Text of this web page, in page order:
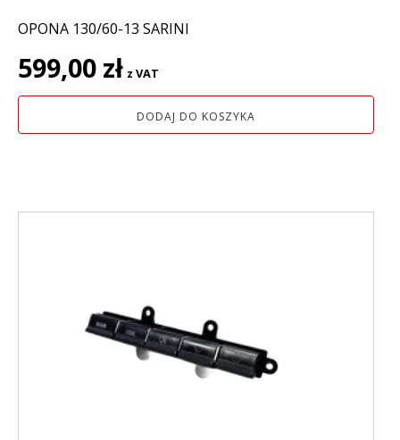
OPONA 130/60-13 SARINI
599,00 zł z VAT
DODAJ DO KOSZYKA